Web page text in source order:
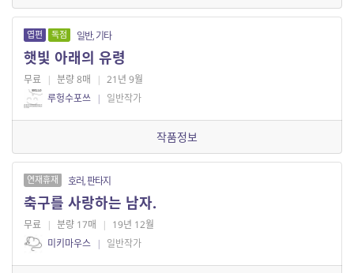
엽편 독점 일반, 기타
햇빛 아래의 유령
무료 | 분량 8매 | 21년 9월
루헝수포쓰 | 일반작가
작품정보
연재휴재 호러, 판타지
축구를 사랑하는 남자.
무료 | 분량 17매 | 19년 12월
미키마우스 | 일반작가